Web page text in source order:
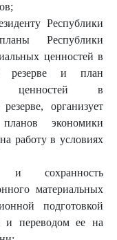
Республики
Республики
ценностей в
резерве и план
ценностей в
организует
экономики
работу в условиях
и сохранность
материальных
подготовкой
и переводом ее на